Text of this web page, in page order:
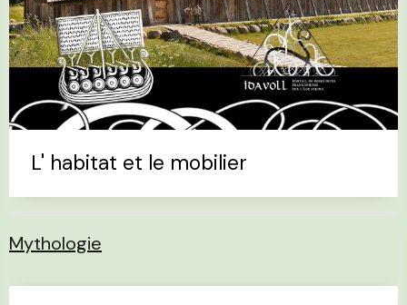
L' habitat et le mobilier
Mythologie